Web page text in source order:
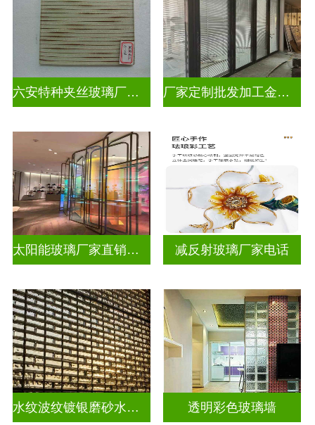
六安特种夹丝玻璃厂家电话 厂家定制批发加工金属丝夹丝玻璃
太阳能玻璃厂家直销批发 减反射玻璃厂家电话
水纹波纹镀银磨砂水晶砖 透明彩色玻璃墙